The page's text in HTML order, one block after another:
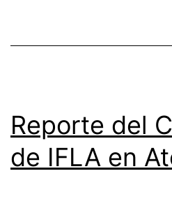
Reporte del
de IFLA en